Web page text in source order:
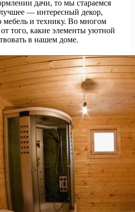
дачи, то мы стараемся
— интересный декор,
и технику. Во многом
того, какие элементы уютной
в нашем доме.